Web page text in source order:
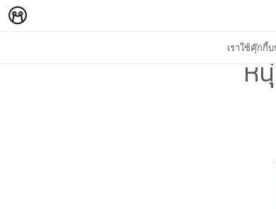
เราใช้คุ๊กกี้
ห